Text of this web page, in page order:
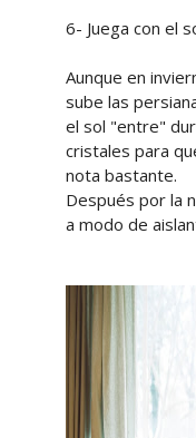
6- Juega con el
Aunque en
sube las
el sol "entre"
cristales para
nota bastante.
Después por la
a modo de